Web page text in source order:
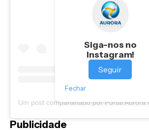
Siga-nos no
Instagram!
Seguir
Fechar
Publicidade